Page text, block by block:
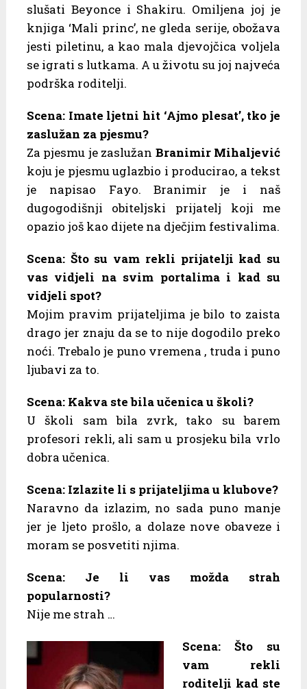
slušati Beyonce i Shakiru. Omiljena joj je
knjiga ‘Mali princ’, ne gleda serije, obožava
jesti piletinu, a kao mala djevojčica voljela
se igrati s lutkama. A u životu su joj najveća
podrška roditelji.
Scena: Imate ljetni hit ‘Ajmo plesat’, tko je
zaslužan za pjesmu?
Za pjesmu je zaslužan Branimir Mihaljević
koju je pjesmu uglazbio i producirao, a tekst
je napisao Fayo. Branimir je i naš
dugogodišnji obiteljski prijatelj koji me
opazio još kao dijete na dječjim festivalima.
Scena: Što su vam rekli prijatelji kad su
vas vidjeli na svim portalima i kad su
vidjeli spot?
Mojim pravim prijateljima je bilo to zaista
drago jer znaju da se to nije dogodilo preko
noći. Trebalo je puno vremena , truda i puno
ljubavi za to.
Scena: Kakva ste bila učenica u školi?
U školi sam bila zvrk, tako su barem
profesori rekli, ali sam u prosjeku bila vrlo
dobra učenica.
Scena: Izlazite li s prijateljima u klubove?
Naravno da izlazim, no sada puno manje
jer je ljeto prošlo, a dolaze nove obaveze i
moram se posvetiti njima.
Scena: Je li vas možda strah
popularnosti?
Nije me strah …
Scena: Što su
vam rekli
roditelji kad ste